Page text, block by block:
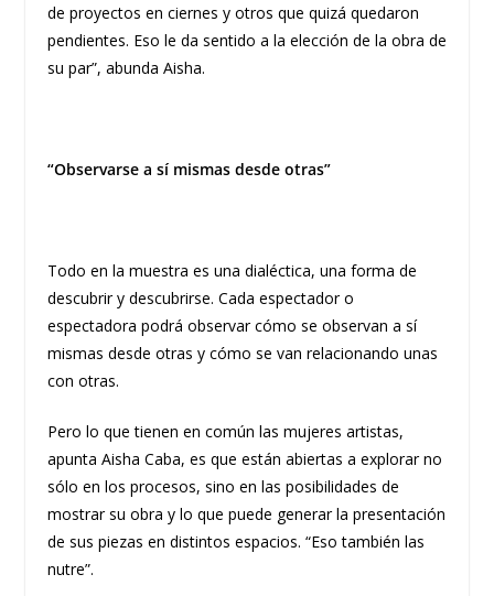
de proyectos en ciernes y otros que quizá quedaron
pendientes. Eso le da sentido a la elección de la obra de
su par”, abunda Aisha.
“Observarse a sí mismas desde otras”
Todo en la muestra es una dialéctica, una forma de
descubrir y descubrirse. Cada espectador o
espectadora podrá observar cómo se observan a sí
mismas desde otras y cómo se van relacionando unas
con otras.
Pero lo que tienen en común las mujeres artistas,
apunta Aisha Caba, es que están abiertas a explorar no
sólo en los procesos, sino en las posibilidades de
mostrar su obra y lo que puede generar la presentación
de sus piezas en distintos espacios. “Eso también las
nutre”.